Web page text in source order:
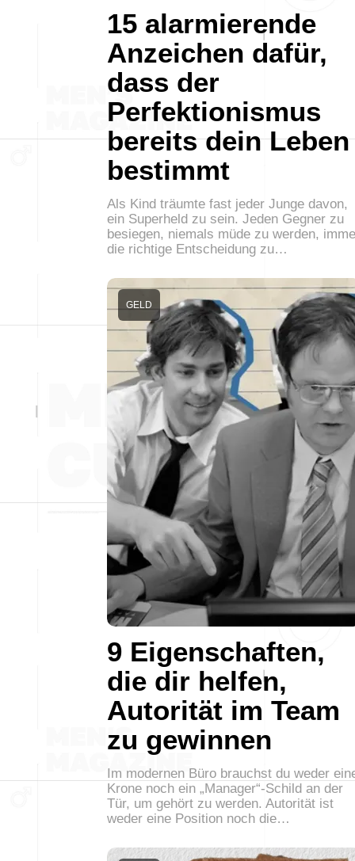
15 alarmierende
Anzeichen dafür,
dass der
Perfektionismus
bereits dein Leben
bestimmt
Als Kind träumte fast jeder Junge davon,
ein Superheld zu sein. Jeden Gegner zu
besiegen, niemals müde zu werden,
die richtige Entscheidung zu…
9 Eigenschaften,
die dir helfen,
Autorität im Team
zu gewinnen
GELD
Im modernen Büro brauchst du weder
Krone noch ein „Manager“-Schild an der
Tür, um gehört zu werden. Autorität ist
weder eine Position noch die…